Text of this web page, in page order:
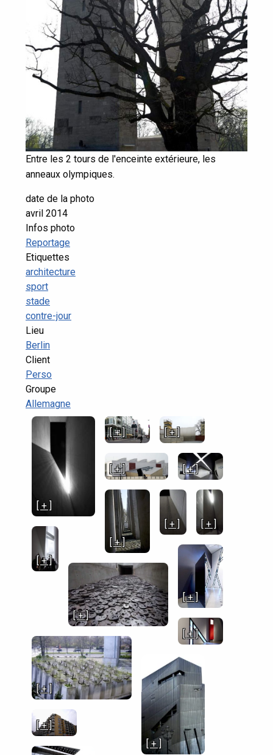
Entre les 2 tours de l'enceinte extérieure, les
anneaux olympiques.
date de la photo
avril 2014
Infos photo
Reportage
Etiquettes
architecture
sport
stade
contre-jour
Lieu
Berlin
Client
Perso
Groupe
Allemagne
[ + ]
[ + ] [ + ]
[ + ] [ + ]
[ + ]
[ + ] [ + ]
[ + ]
[ + ]
[ + ]
[ + ]
[ + ]
[ + ]
[ + ]